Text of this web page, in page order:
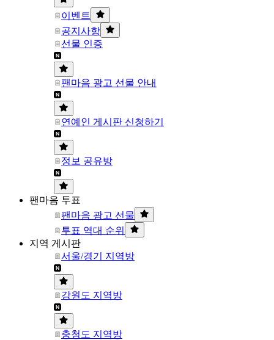
이벤트
공지사항
선물 인증
팬마음 광고 선물 안내
연예인 게시판 신청하기
정보 공유방
팬마음 투표
팬마음 광고 선물
투표 역대 순위
지역 게시판
서울/경기 지역방
강원도 지역방
충청도 지역방